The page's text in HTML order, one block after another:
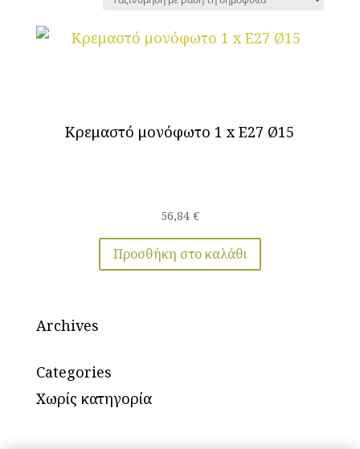
Κρεμαστό μονόφωτο 1 x Ε27 Ø15
56,84 €
Προσθήκη στο καλάθι
Archives
Categories
Χωρίς κατηγορία